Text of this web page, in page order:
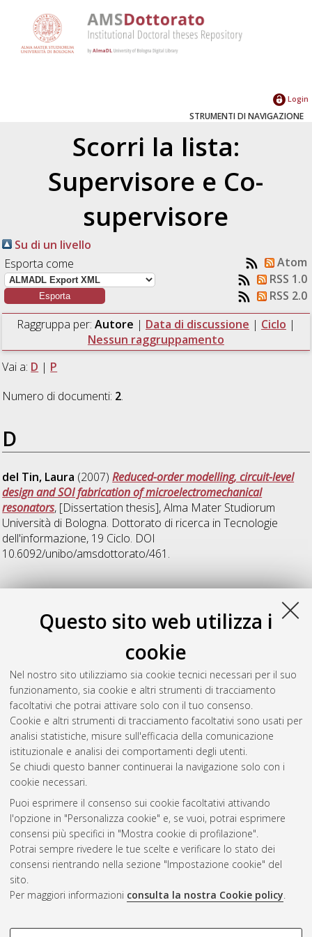
Questo sito web utilizza i
cookie
Nel nostro sito utilizziamo sia cookie tecnici necessari per il suo
funzionamento, sia cookie e altri strumenti di tracciamento
facoltativi che potrai attivare solo con il tuo consenso.
Cookie e altri strumenti di tracciamento facoltativi sono usati per
analisi statistiche, misure sull'efficacia della comunicazione
istituzionale e analisi dei comportamenti degli utenti.
Se chiudi questo banner continuerai la navigazione solo con i
cookie necessari.
Puoi esprimere il consenso sui cookie facoltativi attivando
l'opzione in "Personalizza cookie" e, se vuoi, potrai esprimere
consensi più specifici in "Mostra cookie di profilazione".
Potrai sempre rivedere le tue scelte e verificare lo stato dei
consensi rientrando nella sezione "Impostazione cookie" del
sito.
Per maggiori informazioni consulta la nostra Cookie policy.
COOKIE DI PROFILAZIONE -
Login
STRUMENTI DI NAVIGAZIONE
Scorri la lista:
Supervisore e Co-
supervisore
Su di un livello
Esporta come
Atom
RSS 1.0
RSS 2.0
Raggruppa per: Autore | Data di discussione | Ciclo |
Nessun raggruppamento
Vai a: D | P
Numero di documenti: 2.
D
del Tin, Laura (2007)Reduced-order modelling, circuit-level
design and SOI fabrication of microelectromechanical
resonators, [Dissertation thesis], Alma Mater Studiorum
Università di Bologna. Dottorato di ricerca inTecnologie
dell'informazione, 19 Ciclo. DOI
10.6092/unibo/amsdottorato/461.
P
Poli, Stefano(2009) Modelling and simulations of post-CMOS
, [Dissertation thesis], Alma Mater Studiorum Università
di Bologna. Dottorato di ricerca inTecnologie
dell'informazione, 21 Ciclo. DOI
10.6092/unibo/amsdottorato/1539.
Questa lista e' stata generata il Thu Aug 6 20:44:43 2026
Atom
Rss 1.0
Rss 2.0
ISSN: 2038-7946
Impostazioni Cookie